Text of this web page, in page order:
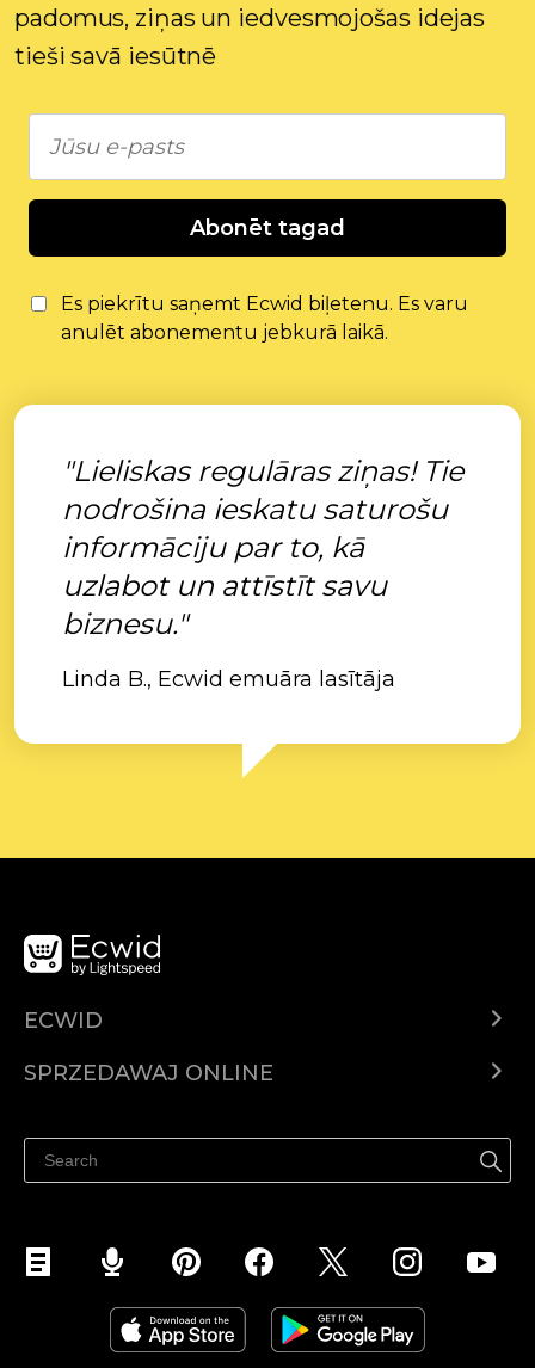
padomus, ziņas un iedvesmojošas idejas
tieši savā iesūtnē
Abonēt tagad
Es piekrītu saņemt Ecwid biļetenu. Es varu
anulēt abonementu jebkurā laikā.
"Lieliskas regulāras ziņas! Tie
nodrošina ieskatu saturošu
informāciju par to, kā
uzlabot un attīstīt savu
biznesu."
Linda B., Ecwid emuāra lasītāja
ECWID
Cena
SPRZEDAWAJ ONLINE
Sprzedawaj na Facebooku
Sprzedawaj na Instagramie